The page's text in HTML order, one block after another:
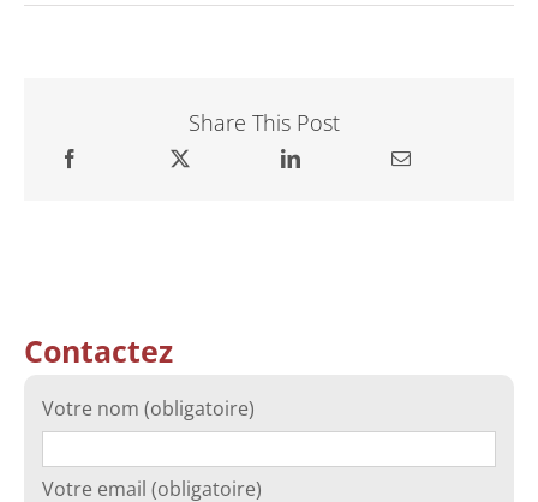
Share This Post
Contactez
Votre nom (obligatoire)
Votre email (obligatoire)